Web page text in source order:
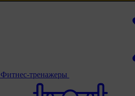
Фитнес-тренажеры